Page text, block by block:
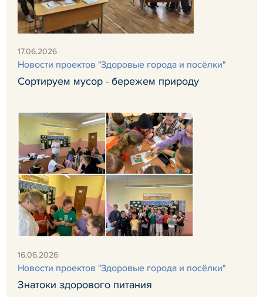
17.06.2026
Новости проектов "Здоровые города и посёлки"
Сортируем мусор - бережем природу
16.06.2026
Новости проектов "Здоровые города и посёлки"
Знатоки здорового питания